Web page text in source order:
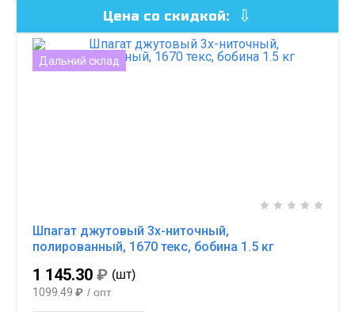
Цена со скидкой:
Дальний склад
Шпагат джутовый 3х-ниточный,
полированный, 1670 текс, бобина 1.5 кг
1 145.30 ₽ (шт)
1099.49 ₽ / опт